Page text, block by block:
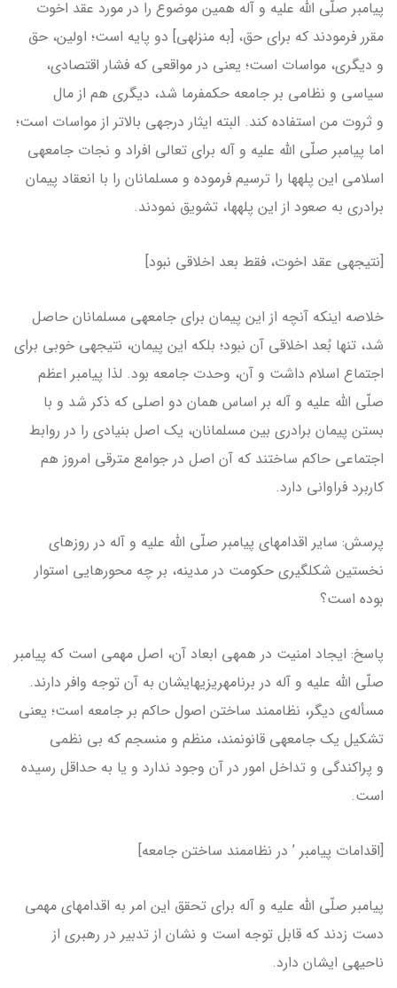
پیامبر صلّی الله علیه و آله همین موضوع را در مورد عقد اخوت
مقرر فرمودند که برای حق، [به منزله­ی] دو پایه است؛ اولین، حق
و دیگری، مواسات است؛ یعنی در مواقعی که فشار اقتصادی،
سیاسی و نظامی بر جامعه حکم­فرما شد، دیگری هم از مال
و ثروت من استفاده کند. البته ایثار درجه­ی بالاتر از مواسات است؛
اما پیامبر صلّی الله علیه و آله برای تعالی افراد و نجات جامعه­ی
اسلامی این پله­ها را ترسیم فرموده و مسلمانان را با انعقاد پیمان
برادری به صعود از این پله­ها، تشویق نمودند.
[نتیجه­ی عقد اخوت، فقط بعد اخلاقی نبود]
خلاصه اینکه آنچه از این پیمان برای جامعه­ی مسلمانان حاصل
شد، تنها بُعد اخلاقی آن نبود؛ بلکه این پیمان، نتیجه­ی خوبی برای
اجتماع اسلام داشت و آن، وحدت جامعه بود. لذا پیامبر اعظم
صلّی الله علیه و آله بر اساس همان دو اصلی که ذکر شد و با
بستن پیمان برادری بین مسلمانان، یک اصل بنیادی را در روابط
اجتماعی حاکم ساختند که آن اصل در جوامع مترقی امروز هم
کاربرد فراوانی دارد.
پرسش: سایر اقدام­های پیامبر صلّی الله علیه و آله در روزهای
نخستین شکل­گیری حکومت در مدینه، بر چه محورهایی استوار
بوده است؟
پاسخ: ایجاد امنیت در همه­ی ابعاد آن، اصل مهمی است که پیامبر
صلّی الله علیه و آله در برنامه­ریزی­هایشان به آن توجه وافر دارند.
مسأله‌ی دیگر، نظام­مند ساختن اصول حاکم بر جامعه است؛ یعنی
تشکیل یک جامعه­ی قانونمند، منظم و منسجم که بی نظمی
و پراکندگی و تداخل امور در آن وجود ندارد و یا به حداقل رسیده
است.
[اقدامات پیامبر ’ در نظام­مند ساختن جامعه]
پیامبر صلّی الله علیه و آله برای تحقق این امر به اقدام­های مهمی
دست زدند که قابل توجه است و نشان از تدبیر در رهبری از
ناحیه­ی ایشان دارد.